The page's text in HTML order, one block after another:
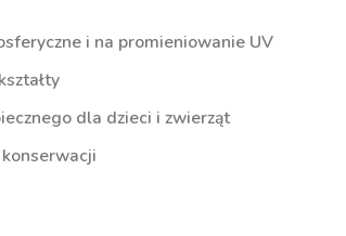
i na promieniowanie UV
dla dzieci i zwierząt